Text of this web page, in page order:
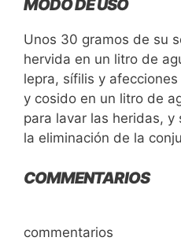
MODO DE USO
Unos 30 gramos de su
hervida en un litro de
lepra, sífilis y
y cosido en un litro de
para lavar las heridas,
la eliminación de la
COMMENTARIOS
commentarios